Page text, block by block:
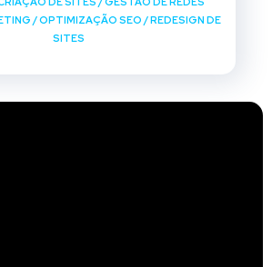
/OPTIMIZAÇÃO SEO /REDESIGN DE
SITES